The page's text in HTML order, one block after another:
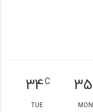
35
MON
34C
TUE